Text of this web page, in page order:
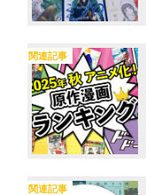
関連記事
関連記事